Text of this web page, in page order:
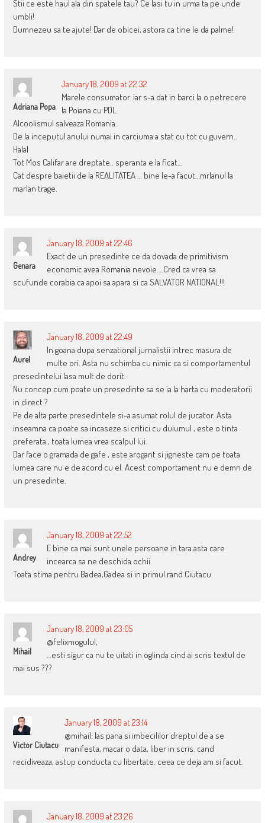
Stii ce este haul ala din spatele tau? Ce lasi tu in urma ta pe unde
umbli!
Dumnezeu sa te ajute! Dar de obicei, astora ca tine le da palme!
Adriana Popa
January 18, 2009 at 22:32
Marele consumator..iar s-a dat in barci la o petrecere
la Poiana cu PDL.
Alcoolismul salveaza Romania.
De la inceputul anului numai in carciuma a stat cu tot cu guvern..
Halal
Tot Mos Califar are dreptate.. speranta e la ficat…
Cat despre baietii de la REALITATEA … bine le-a facut…mrlanul la
marlan trage.
Genara
January 18, 2009 at 22:46
Exact de un presedinte ce da dovada de primitivism
economic avea Romania nevoie….Cred ca vrea sa
scufunde corabia ca apoi sa apara si ca SALVATOR NATIONAL!!!
Aurel
January 18, 2009 at 22:49
In goana dupa senzational jurnalistii intrec masura de
multe ori. Asta nu schimba cu nimic ca si comportamentul
presedintelui lasa mult de dorit.
Nu concep cum poate un presedinte sa se ia la harta cu moderatorii
in direct ?
Pe de alta parte presedintele si-a asumat rolul de jucator. Asta
inseamna ca poate sa incaseze si critici cu duiumul , este o tinta
preferata , toata lumea vrea scalpul lui.
Dar face o gramada de gafe , este arogant si jigneste cam pe toata
lumea care nu e de acord cu el. Acest comportament nu e demn de
un presedinte.
Andrey
January 18, 2009 at 22:52
E bine ca mai sunt unele persoane in tara asta care
incearca sa ne deschida ochii.
Toata stima pentru Badea,Gadea si in primul rand Ciutacu.
Mihail
January 18, 2009 at 23:05
@felixmogulul,
…esti sigur ca nu te uitati in oglinda cind ai scris textul de
mai sus ???
Victor Ciutacu
January 18, 2009 at 23:14
@mihail: las pana si imbecililor dreptul de a se
manifesta, macar o data, liber in scris. cand
recidiveaza, astup conducta cu libertate. ceea ce deja am si facut.
January 18, 2009 at 23:26